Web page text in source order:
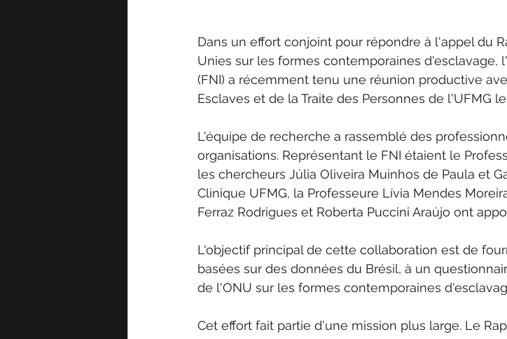
Dans un effort conjoint pour répondre à l'appel du
Unies sur les formes contemporaines d'esclavage,
(FNI) a récemment tenu une réunion productive
Esclaves et de la Traite des Personnes de l'UFMG
L'équipe de recherche a rassemblé des
organisations. Représentant le FNI étaient le
les chercheurs Júlia Oliveira Muinhos de Paula et
Clinique UFMG, la Professeure Lívia Mendes
Ferraz Rodrigues et Roberta Puccini Araújo ont
L'objectif principal de cette collaboration est de
basées sur des données du Brésil, à un
de l'ONU sur les formes contemporaines
Cet effort fait partie d'une mission plus large. Le